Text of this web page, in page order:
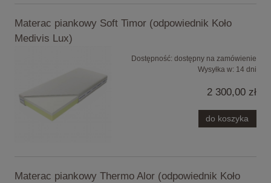
Materac piankowy Soft Timor (odpowiednik Koło
Medivis Lux)
Dostępność: dostępny na zamówienie
Wysyłka w: 14 dni
2 300,00 zł
do koszyka
Materac piankowy Thermo Alor (odpowiednik Koło